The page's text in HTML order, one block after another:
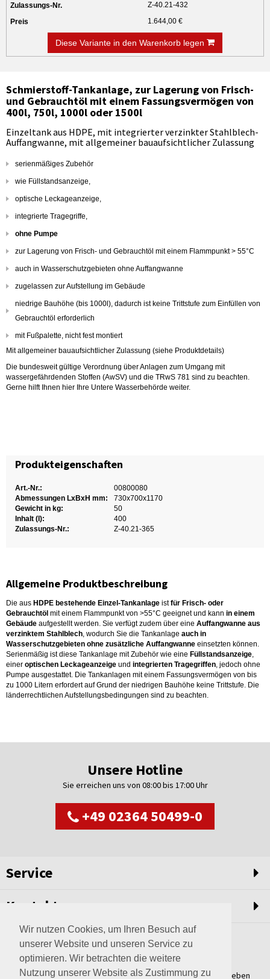
Wir nutzen Cookies, um Ihren Besuch auf
unserer Website und unseren Service zu
optimieren. Wir betrachten die weitere
Nutzung unserer Website als Zustimmung zu
Z-40.21-432
1.644,00 €
Diese Variante in den Warenkorb legen
Schmierstoff-Tankanlage, zur Lagerung von Frisch-
und Gebrauchtöl mit einem Fassungsvermögen von
400l, 750l, 1000l oder 1500l
Einzeltank aus HDPE, mit integrierter verzinkter Stahlblech-
Auffangwanne, mit allgemeiner bauaufsichtlicher Zulassung
serienmäßiges Zubehör
wie Füllstandsanzeige,
optische Leckageanzeige,
integrierte Tragegriffe,
ohne Pumpe
zur Lagerung von Frisch- und Gebrauchtöl mit einem Flammpunkt > 55°C
auch in Wasserschutzgebieten ohne Auffangwanne
zugelassen zur Aufstellung im Gebäude
niedrige Bauhöhe (bis 1000l), dadurch ist keine Trittstufe zum Einfüllen von
Gebrauchtöl erforderlich
mit Fußpalette, nicht fest montiert
Mit allgemeiner bauaufsichtlicher Zulassung (siehe Produktdetails)
Die bundesweit gültige Verordnung über Anlagen zum Umgang mit
wassergefährdenden Stoffen (AwSV) und die TRwS 781 sind zu beachten.
Gerne hilft Ihnen hier Ihre Untere Wasserbehörde weiter.
Produkteigenschaften
Art.-Nr.:
00800080
Abmessungen LxBxH mm:
730x700x1170
Gewicht in kg:
50
Inhalt (l):
400
Zulassungs-Nr.:
Z-40.21-365
Allgemeine Produktbeschreibung
Die aus HDPE bestehende Einzel-Tankanlage istfür Frisch- oder
Gebrauchtöl mit einem Flammpunkt von >55°C geeignet und kann in einem
Gebäude aufgestellt werden. Sie verfügt zudem über eine Auffangwanne aus
verzinktem Stahlblech, wodurch Sie die Tankanlage auch in
Wasserschutzgebieten ohne zusätzliche Auffangwanne einsetzten können.
Serienmäßig ist diese Tankanlage mit Zubehör wie eine Füllstandsanzeige,
einer optischen Leckageanzeige und integrierten Tragegriffen, jedoch ohne
Pumpe ausgestattet. Die Tankanlagen mit einem Fassungsvermögen von bis
zu 1000 Litern erfordert auf Grund der niedrigen Bauhöhe keine Trittstufe. Die
länderrechtlichen Aufstellungsbedingungen sind zu beachten.
Unsere Hotline
Sie erreichen uns von 08:00 bis 17:00 Uhr
+49 02364 50499-0
Service
Kontakt
Weltweit setzen wir unsere Erfahrungswerte und unser Streben